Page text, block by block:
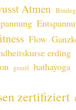
Atmen
Flow
erding
grazil hathayoga
zertifiziert